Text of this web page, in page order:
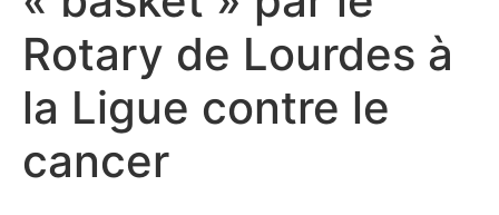
Rotary de Lourdes à
la Ligue contre le
cancer